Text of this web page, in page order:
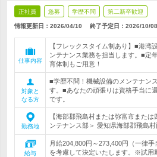
正社員 急募 学歴不問 第二新卒歓迎
情報更新日：2026/04/10 終了予定日： 2026/10/08
仕事内容
【フレックスタイム制あり】■港湾
ンテナンス業務を担当します。■定
育体制もご用意！
対象と
なる方
■学歴不問！機械設備のメンテナン
す。■あなたの頑張りは資格手当に
です。
勤務地
【海部郡飛島村または弥富市また
ンテナンス部＞ 愛知県海部郡飛島村
給与
月給204,800円～273,400円（一律
を考慮して決定いたします。※試用